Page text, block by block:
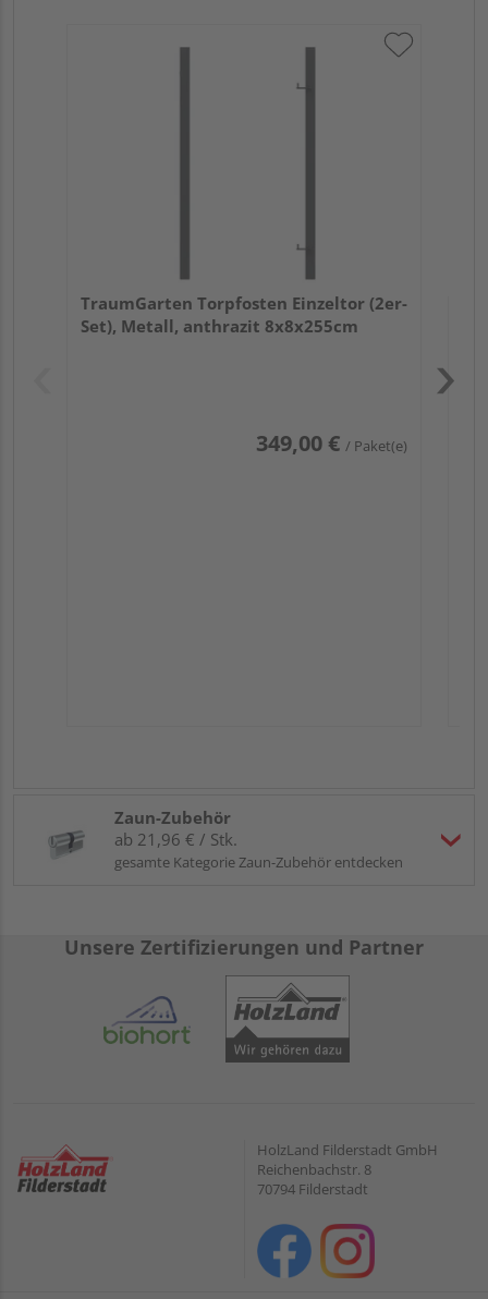
TraumGarten Torpfosten Einzeltor (2er-
Set), Metall, anthrazit 8x8x255cm
349,00 € / Paket(e)
Zaun-Zubehör
ab 21,96 € / Stk.
gesamte Kategorie Zaun-Zubehör entdecken
Unsere Zertifizierungen und Partner
HolzLand Filderstadt GmbH
Reichenbachstr. 8
70794 Filderstadt